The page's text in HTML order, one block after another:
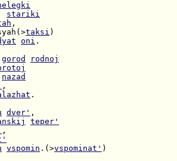
stariki
taksi
oni .
gorod
rodnoj
nazad
.
dver'
teper'
vspomin .(>vspominat' )